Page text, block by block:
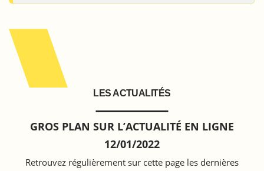
LES ACTUALITÉS
GROS PLAN SUR L’ACTUALITÉ EN LIGNE
12/01/2022
Retrouvez régulièrement sur cette page les dernières